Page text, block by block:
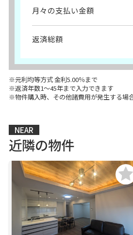
月々の支払い金額
返済総額
※元利均等方式 金利5.00％まで
※返済年数1～45年まで入力できます
※物件購入時、その他諸費用が発生する場
NEAR
近隣の物件